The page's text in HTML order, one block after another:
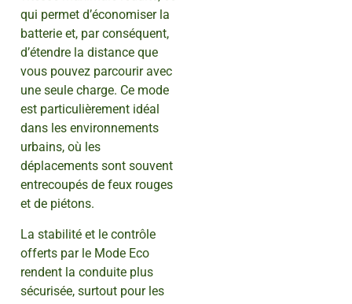
qui permet d’économiser la
batterie et, par conséquent,
d’étendre la distance que
vous pouvez parcourir avec
une seule charge. Ce mode
est particulièrement idéal
dans les environnements
urbains, où les
déplacements sont souvent
entrecoupés de feux rouges
et de piétons.
La stabilité et le contrôle
offerts par le Mode Eco
rendent la conduite plus
sécurisée, surtout pour les